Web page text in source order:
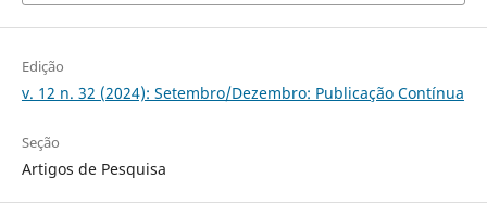
Edição
v. 12 n. 32 (2024): Setembro/Dezembro: Publicação Contínua
Seção
Artigos de Pesquisa